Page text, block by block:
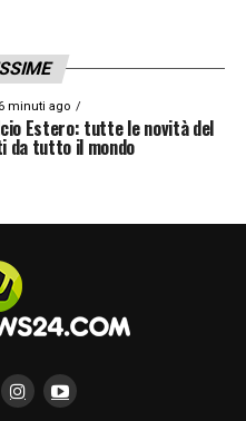
minuti ago
Estero: tutte le novità del
da tutto il mondo